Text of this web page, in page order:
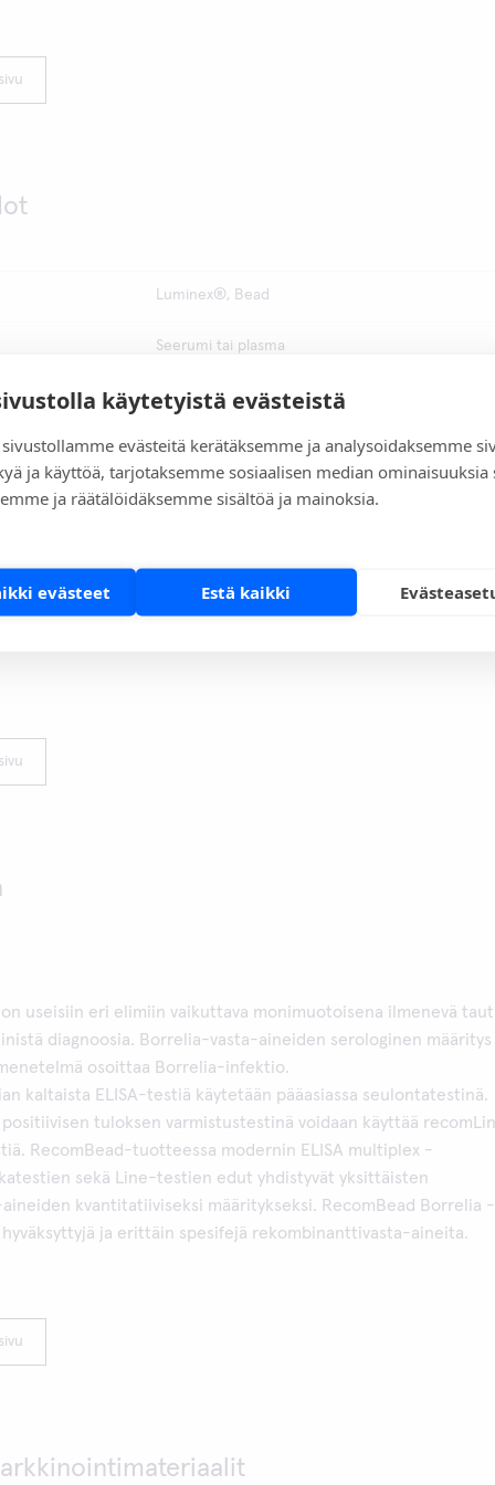
käytetyistä evästeistä
evästeitä kerätäksemme ja analysoidaksemme
ja käyttöä, tarjotaksemme sosiaalisen median ominaisuuksia
ja räätälöidäksemme sisältöä ja mainoksia.
evästeet Estä kaikki
Luminex®, Bead
Seerumi tai plasma
Noin 1,75 tuntia
Lukulaite
Katso pakkauksen ohje
2 - 8 °C
on useisiin eri elimiin vaikuttava monimuotoisena ilmenevä
diagnoosia. Borrelia-vasta-aineiden serologinen määritys
osoittaa Borrelia-infektio.
kaltaista ELISA-testiä käytetään pääasiassa seulontatestinä.
positiivisen tuloksen varmistustestinä voidaan käyttää
RecomBead-tuotteessa modernin ELISA multiplex -
sekä Line-testien edut yhdistyvät yksittäisten
kvantitatiiviseksi määritykseksi. RecomBead Borrelia -
ja erittäin spesifejä rekombinanttivasta-aineita.